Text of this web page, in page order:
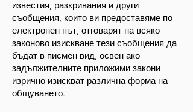
известия, разкривания и други
съобщения, които ви предоставяме по
електронен път, отговарят на всяко
законово изискване тези съобщения да
бъдат в писмен вид, освен ако
задължителните приложими закони
изрично изискват различна форма на
общуването.